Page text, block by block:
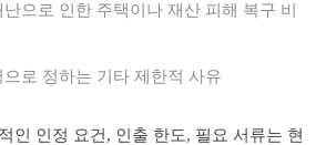
으로 인한 주택이나 재산 피해 복구 비
으로 정하는 기타 제한적 사유
인 인정 요건, 인출 한도, 필요 서류는 현